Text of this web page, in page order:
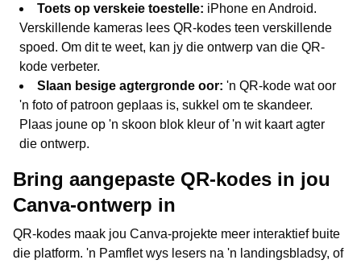
Toets op verskeie toestelle: iPhone en Android.
Verskillende kameras lees QR-kodes teen verskillende
spoed. Om dit te weet, kan jy die ontwerp van die QR-
kode verbeter.
Slaan besige agtergronde oor: 'n QR-kode wat oor
'n foto of patroon geplaas is, sukkel om te skandeer.
Plaas joune op 'n skoon blok kleur of 'n wit kaart agter
die ontwerp.
Bring aangepaste QR-kodes in jou
Canva-ontwerp in
QR-kodes maak jou Canva-projekte meer interaktief buite
die platform. 'n Pamflet wys lesers na 'n landingsbladsy, of